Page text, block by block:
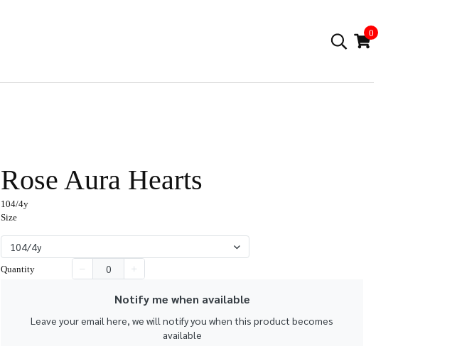
0
Rose Aura Hearts
104/4y
Size
104/4y
Quantity
Notify me when available
Leave your email here, we will notify you when this product becomes
available